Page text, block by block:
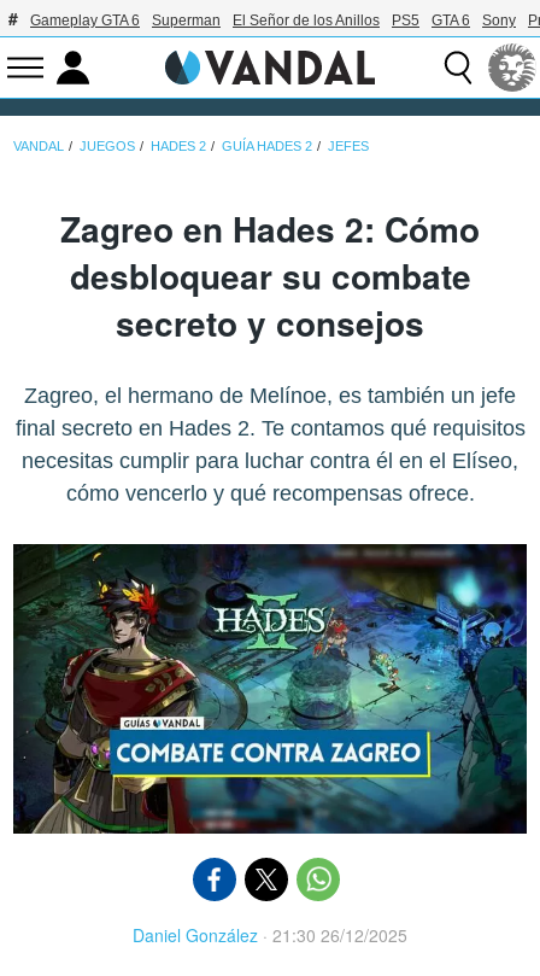
Gameplay GTA 6 Superman El Señor de los Anillos PS5 GTA 6 Sony
VANDAL JUEGOS HADES 2 GUÍA HADES 2 JEFES
Zagreo en Hades 2: Cómo
desbloquear su combate
secreto y consejos
Zagreo, el hermano de Melínoe, es también un jefe
final secreto en Hades 2. Te contamos qué requisitos
necesitas cumplir para luchar contra él en el Elíseo,
cómo vencerlo y qué recompensas ofrece.
Daniel González · 21:30 26/12/2025